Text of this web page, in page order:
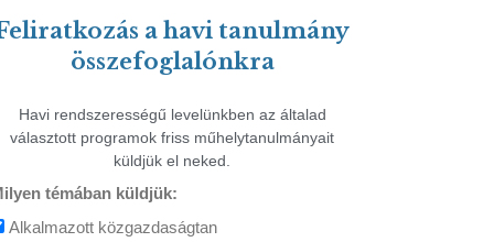
a havi tanulmány
összefoglalónkra
Havi rendszerességű levelünkben az általad
választott programok friss műhelytanulmányait
küldjük el neked.
témában küldjük:
Alkalmazott közgazdaságtan